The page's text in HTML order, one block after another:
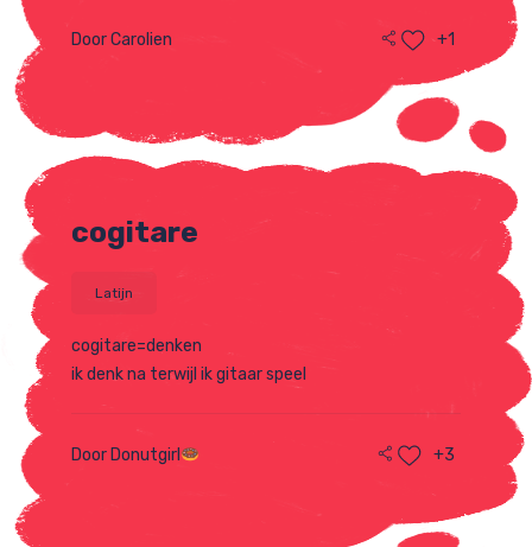
Door Carolien +1
cogitare
Latijn
cogitare=denken
ik denk na terwijl ik gitaar speel
Door Donutgirl +3